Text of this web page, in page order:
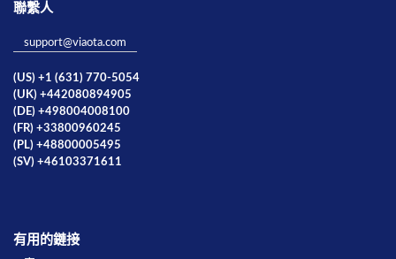
聯繫人
support@viaota.com
(US) +1 (631) 770-5054
(UK) +442080894905
(DE) +498004008100
(FR) +33800960245
(PL) +48800005495
(SV) +46103371611
有用的鏈接